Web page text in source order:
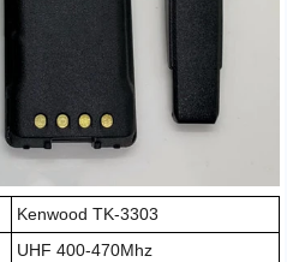
Kenwood TK-3303
UHF 400-470Mhz